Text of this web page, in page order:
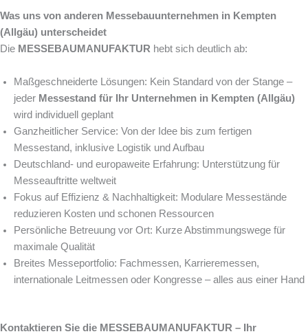
Was uns von anderen Messebauunternehmen in Kempten
(Allgäu) unterscheidet
Die MESSEBAUMANUFAKTUR hebt sich deutlich ab:
Maßgeschneiderte Lösungen: Kein Standard von der Stange –
jeder Messestand für Ihr Unternehmen in Kempten (Allgäu)
wird individuell geplant
Ganzheitlicher Service: Von der Idee bis zum fertigen
Messestand, inklusive Logistik und Aufbau
Deutschland- und europaweite Erfahrung: Unterstützung für
Messeauftritte weltweit
Fokus auf Effizienz & Nachhaltigkeit: Modulare Messestände
reduzieren Kosten und schonen Ressourcen
Persönliche Betreuung vor Ort: Kurze Abstimmungswege für
maximale Qualität
Breites Messeportfolio: Fachmessen, Karrieremessen,
internationale Leitmessen oder Kongresse – alles aus einer Hand
Kontaktieren Sie die MESSEBAUMANUFAKTUR – Ihr